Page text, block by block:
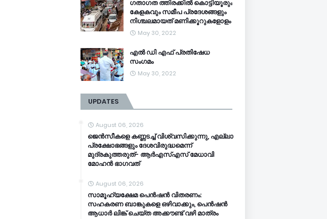
ഗതാഗത ത്തിരക്കിൽ കൊട്ടിയൂരും
കേളകവും സമീപ പ്രദേശങ്ങളും
നിശ്ചലമായത് മണിക്കൂറുകളോളം
May 30, 2022
എൽ ഡി എഫ് പ്രതിഷേധ
സംഗമം
May 30, 2022
UPDATES
August 06, 2026
ജെൻസീകളെ കണ്ണടച്ച് വിശ്വസിക്കുന്നു, എല്ലാ
പ്രക്ഷോഭങ്ങളും ദേശവിരുദ്ധമെന്ന്
മുദ്രകുത്തരുത്- ആർഎസ്എസ് മേധാവി
മോഹൻ ഭാ​ഗവത്
August 06, 2026
സാമൂ​ഹ്യക്ഷേമ പെൻഷൻ വിതരണം:
സഹകരണ ബാങ്കുകളെ ഒഴിവാക്കും, പെൻഷൻ
ആധാർ‌ ലിങ്ക് ചെയ്ത അക്കൗണ്ട് വഴി മാത്രം